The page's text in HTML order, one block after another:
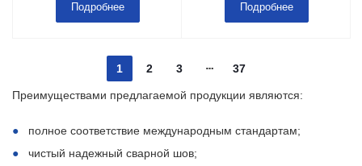
Подробнее Подробнее
1 2 3 37
Преимуществами предлагаемой продукции являются:
полное соответствие международным стандартам;
чистый надежный сварной шов;